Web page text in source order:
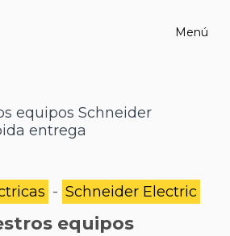
Menú
equipos Schneider
entrega
- Schneider Electric
equipos